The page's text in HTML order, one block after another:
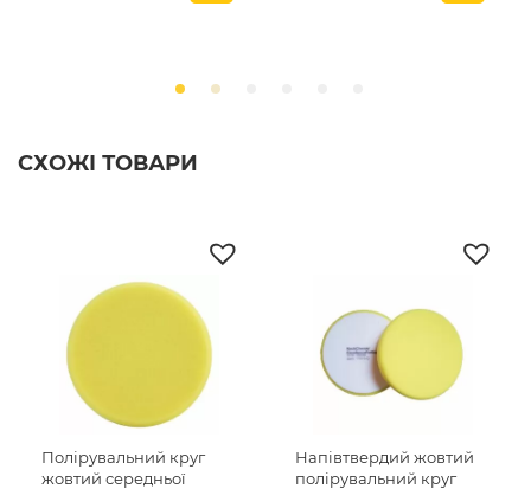
СХОЖІ ТОВАРИ
Полірувальний круг
жовтий середньої
Напівтвердий жовтий
полірувальний круг